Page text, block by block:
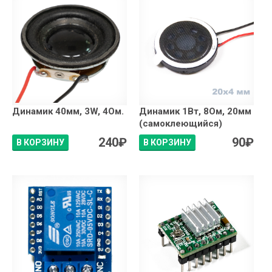
Динамик 40мм, 3W, 4Ом.
В КОРЗИНУ 240₽
Динамик 1Вт, 8Ом, 20мм
(самоклеющийся)
В КОРЗИНУ 90₽